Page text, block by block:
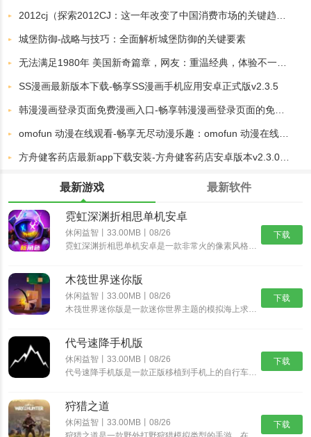
城堡防御-战略与技巧：全面解析城堡防御的关键要素
SS漫画最新版本下载-畅享SS漫画手机应用安卓正式版v2.3.5
最新游戏 最新软件
下载
霓虹深渊折相思单机安卓
休闲益智丨33.00MB丨08/26
霓虹深渊折相思单机安卓是一款非常火的像素风格动作冒险游戏，经典的像素风格，制作精湛的游戏场景，搭配出色的游戏音乐，为玩家带来身临其境的动作冒险体验，丰富精彩的游戏剧情，多样化的挑战任务，沉浸式体验......
下载
木筏世界迷你版
休闲益智丨33.00MB丨08/26
木筏世界迷你版是一款迷你世界主题的模拟海上求生游戏，在木筏世界迷你版中可以从一块小木筏开始，收集资源，探索岛屿，发现大陆，结识伙伴，开启更精彩的迷你冒险之旅。沉浸式的探索玩法，带给你新鲜互动乐趣。......
下载
代号速降手机版
休闲益智丨33.00MB丨08/26
代号速降手机版是一款正版移植到手机上的自行车骑行速降游戏。在这个游戏中，你将扮演一名自行车手，驾驶着自行车在险峻的山路上飞驰，挑战速降极限。游戏采用逼真的3D画面和流畅的操作，让你体验真实的自行车......
下载
狩猎之道
休闲益智丨33.00MB丨08/26